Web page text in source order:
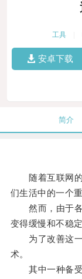
工具
安卓下载
简介
随着互联网的
们生活中的一个
然而，由于各
变得缓慢和不稳定
为了改善这一
术。
其中一种备受